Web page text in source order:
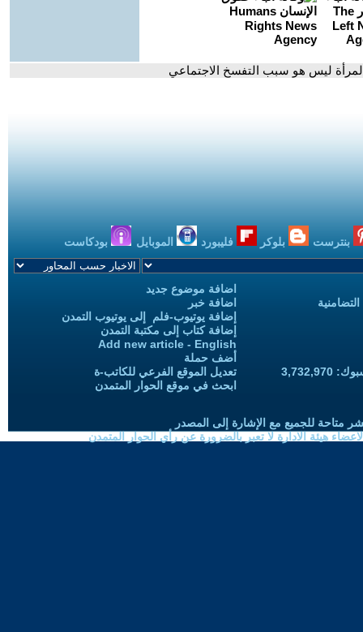
ليس هو سبب التفسخ الاجتماعي
بنترست بلوكر فليبورد الموبايل بودكاست
اضافة موضوع جديد
اضافة خبر
إضافة يوتيوب-فلم إلى يوتيوب التمدن
إضافة كتاب إلى مكتبة التمدن
Add new article - English
أضف حملة
تعديل الموقع الفرعي للكاتب-ة
ابحث في موقع الحوار المتمدن
متاحة للجميع مع الإشارة إلى المصدر
هيئة الادارة لا تعبر بالضرورة عن رأي الحوار المتمدن